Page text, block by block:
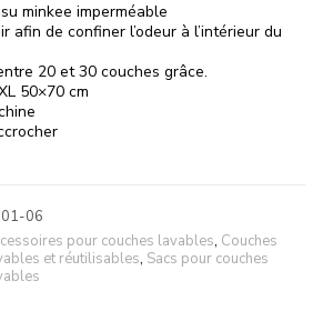
minkee imperméable
afin de confiner l’odeur à l’intérieur du
20 et 30 couches grâce.
50×70 cm
06
pour couches lavables, Couches
et réutilisables, Sacs pour couches